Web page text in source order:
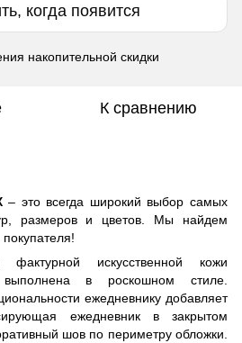
когда появится
накопительной скидки
К сравнению
– это всегда широкий выбор самых
размеров и цветов. Мы найдем
искусственной кожи
в роскошном стиле.
ежедневнику добавляет
ежедневник в закрытом
шов по периметру обложки.